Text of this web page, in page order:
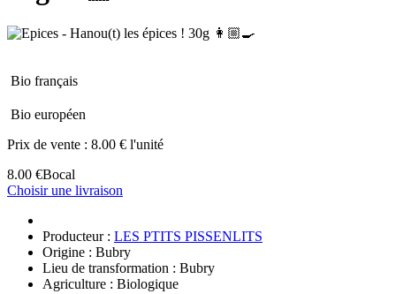
Bio français
Bio européen
Prix de vente : 8.00 € l'unité
8.00 €Bocal
Choisir une livraison
Producteur : LES PTITS PISSENLITS
Origine : Bubry
Lieu de transformation : Bubry
Agriculture : Biologique